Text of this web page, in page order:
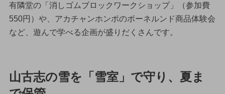
有隣堂の「消しゴムブロックワークショップ」（参加費
550円）や、アカチャンホンポのボーネルンド商品体験会
など、遊んで学べる企画が盛りだくさんです。
山古志の雪を「雪室」で守り、夏ま